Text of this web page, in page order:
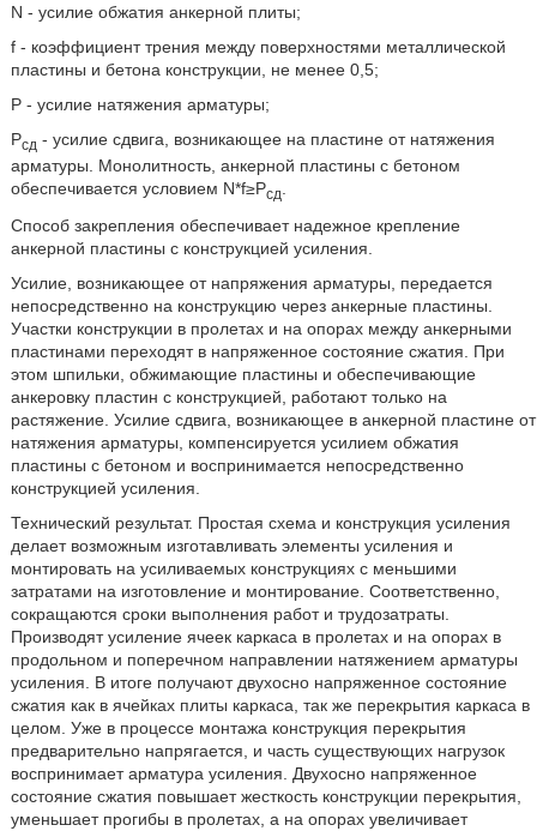
N - усилие обжатия анкерной плиты;
f - коэффициент трения между поверхностями металлической
пластины и бетона конструкции, не менее 0,5;
Р - усилие натяжения арматуры;
Рсд - усилие сдвига, возникающее на пластине от натяжения
арматуры. Монолитность, анкерной пластины с бетоном
обеспечивается условием N*f≥Рсд
Способ закрепления обеспечивает надежное крепление
анкерной пластины с конструкцией усиления.
Усилие, возникающее от напряжения арматуры, передается
непосредственно на конструкцию через анкерные пластины.
Участки конструкции в пролетах и на опорах между анкерными
пластинами переходят в напряженное состояние сжатия. При
этом шпильки, обжимающие пластины и обеспечивающие
анкеровку пластин с конструкцией, работают только на
растяжение. Усилие сдвига, возникающее в анкерной пластине от
натяжения арматуры, компенсируется усилием обжатия
пластины с бетоном и воспринимается непосредственно
конструкцией усиления.
Технический результат. Простая схема и конструкция усиления
делает возможным изготавливать элементы усиления и
монтировать на усиливаемых конструкциях с меньшими
затратами на изготовление и монтирование. Соответственно,
сокращаются сроки выполнения работ и трудозатраты.
Производят усиление ячеек каркаса в пролетах и на опорах в
продольном и поперечном направлении натяжением арматуры
усиления. В итоге получают двухосно напряженное состояние
сжатия как в ячейках плиты каркаса, так же перекрытия каркаса в
целом. Уже в процессе монтажа конструкция перекрытия
предварительно напрягается, и часть существующих нагрузок
воспринимает арматура усиления. Двухосно напряженное
состояние сжатия повышает жесткость конструкции перекрытия,
уменьшает прогибы в пролетах, а на опорах увеличивает